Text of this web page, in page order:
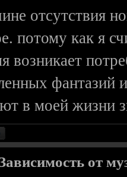
отсутствия
потому как я
возникает
фантазий
в моей жизни
от